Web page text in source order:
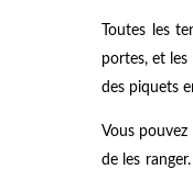
Toutes les
portes, et
des piquets
Vous
de les